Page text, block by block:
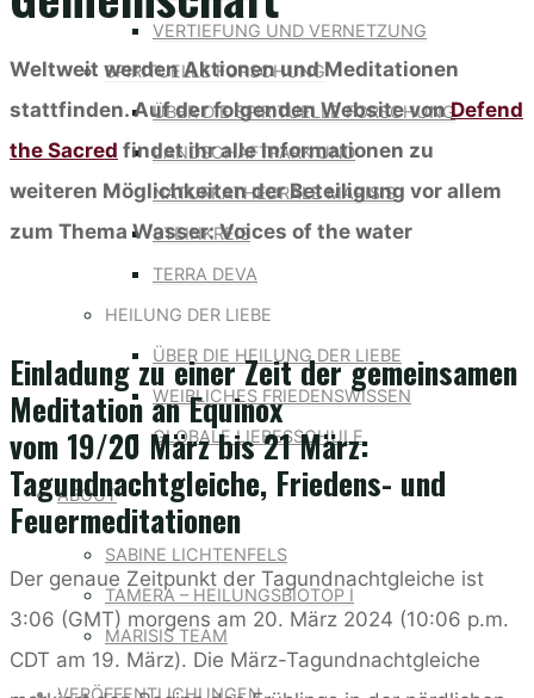
VERTIEFUNG UND VERNETZUNG
SPIRITUELLE FORSCHUNG
ÜBER DIE SPIRITUELLE FORSCHUNG
LANDSCHAFTPARK UND
NATURKATHEDRALE MARISIS
STEINKREIS
TERRA DEVA
HEILUNG DER LIEBE
ÜBER DIE HEILUNG DER LIEBE
WEIBLICHES FRIEDENSWISSEN
GLOBALE LIEBESSCHULE
ABOUT
SABINE LICHTENFELS
TAMERA – HEILUNGSBIOTOP I
MARISIS TEAM
VERÖFFENTLICHUNGEN
Weltweit werden Aktionen und Meditationen
stattfinden. Auf der folgenden Website vonDefend
the Sacred findet ihr alle Informationen zu
weiteren Möglichkeiten der Beteiligung vor allem
zum Thema Wasser: Voices of the water
Einladung zu einer Zeit der gemeinsamen
Meditation an Equinox
vom 19/20 März bis 21 März:
Tagundnachtgleiche, Friedens- und
Feuermeditationen
Der genaue Zeitpunkt der Tagundnachtgleiche ist
3:06 (GMT) morgens am 20. März 2024 (10:06 p.m.
CDT am 19. März). Die März-Tagundnachtgleiche